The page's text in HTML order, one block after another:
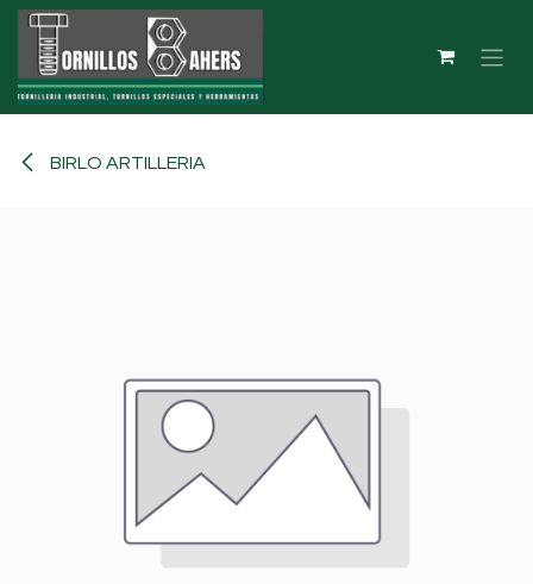
Ir al contenido
BIRLO ARTILLERIA